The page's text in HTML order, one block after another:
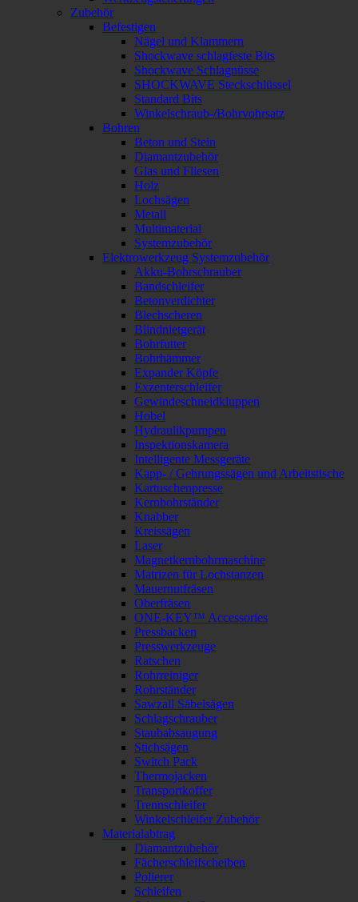
Zubehör
Befestigen
Nägel und Klammern
Shockwave schlagfeste Bits
Shockwave Schlagnüsse
SHOCKWAVE Steckschlüssel
Standard Bits
Winkelschraub-/Bohrvohrsatz
Bohren
Beton und Stein
Diamantzubehör
Glas und Fliesen
Holz
Lochsägen
Metall
Multimaterial
Systemzubehör
Elektrowerkzeug Systemzubehör
Akku-Bohrschrauber
Bandschleifer
Betonverdichter
Blechscheren
Blindnietgerät
Bohrfutter
Bohrhämmer
Expander Köpfe
Exzenterschleifer
Gewindeschneidkluppen
Hobel
Hydraulikpumpen
Inspektionskamera
Intelligente Messgeräte
Kapp- / Gehrungssägen und Arbeitstische
Kartuschenpresse
Kernbohrständer
Knabber
Kreissägen
Laser
Magnetkernbohrmaschine
Matrizen für Lochstanzen
Mauernutfräsen
Oberfräsen
ONE-KEY™ Accessories
Pressbacken
Presswerkzeuge
Ratschen
Rohrreiniger
Rohrständer
Sawzall Säbelsägen
Schlagschrauber
Staubabsaugung
Stichsägen
Switch Pack
Thermojacken
Transportkoffer
Trennschleifer
Winkelschleifer Zubehör
Materialabtrag
Diamantzubehör
Fächerschleifscheiben
Polierer
Schleifen